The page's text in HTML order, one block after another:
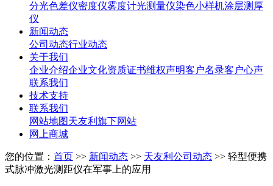
分光色差仪密度仪雾度计光测量仪染色小样机涂层测厚
仪
新闻动态
公司动态行业动态
关于我们
企业介绍企业文化资质证书维权声明客户名录客户心声
联系我们
技术支持
联系我们
网站地图天友利旗下网站
网上商城
您的位置： 首页 >> 新闻动态 >> 天友利公司动态 >> 轻型便携
式脉冲激光测距仪在军事上的应用